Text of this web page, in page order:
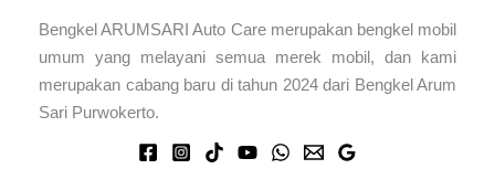
Bengkel ARUMSARI Auto Care merupakan bengkel mobil
umum yang melayani semua merek mobil, dan kami
merupakan cabang baru di tahun 2024 dari Bengkel Arum
Sari Purwokerto.